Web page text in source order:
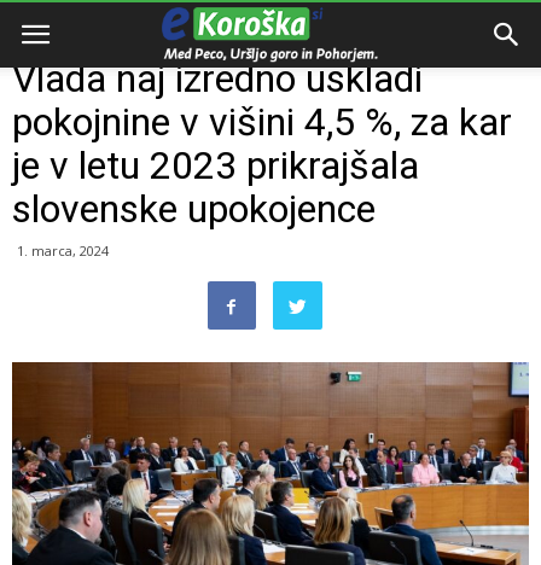
Domov
Vlada naj izredno uskladi
pokojnine v višini 4,5 %, za kar
je v letu 2023 prikrajšala
slovenske upokojence
1. marca, 2024